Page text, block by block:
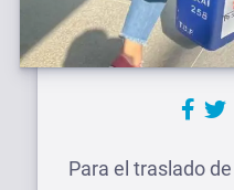
Para el traslado